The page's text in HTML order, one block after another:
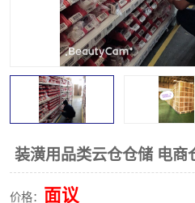
装潢用品类云仓仓储 电商
价格： 面议